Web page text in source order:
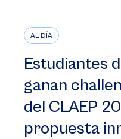
AL DÍA
Estudiantes
ganan
del CLAEP
propuesta